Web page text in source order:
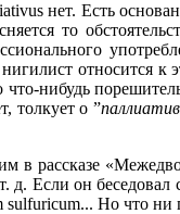
нет. Есть
то
относится
что-нибудь
толкует о ”
в рассказе
Если он беседовал
Но что ни